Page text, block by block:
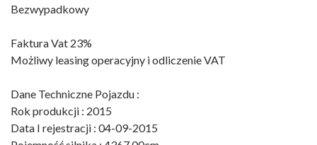
Bezwypadkowy
Faktura Vat 23%
Możliwy leasing operacyjny i odliczenie VAT
Dane Techniczne Pojazdu :
Rok produkcji : 2015
Data I rejestracji : 04-09-2015